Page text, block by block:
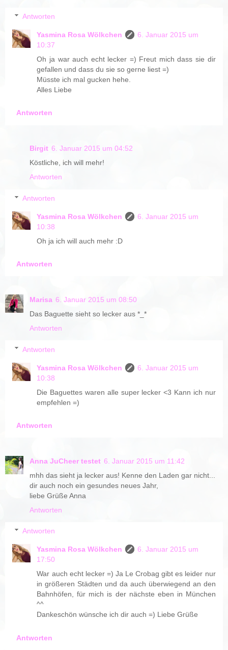
Antworten
Yasmina Rosa Wölkchen
6. Januar 2015 um
10:37
Oh ja war auch echt lecker =) Freut mich dass sie dir
gefallen und dass du sie so gerne liest =)
Müsste ich mal gucken hehe.
Alles Liebe
Antworten
Birgit 6. Januar 2015 um 04:52
Köstliche, ich will mehr!
Antworten
Antworten
Yasmina Rosa Wölkchen
6. Januar 2015 um
10:38
Oh ja ich will auch mehr :D
Antworten
Marisa 6. Januar 2015 um 08:50
Das Baguette sieht so lecker aus *_*
Antworten
Antworten
Yasmina Rosa Wölkchen
6. Januar 2015 um
10:38
Die Baguettes waren alle super lecker <3 Kann ich nur
empfehlen =)
Antworten
Anna JuCheer testet 6. Januar 2015 um 11:42
mhh das sieht ja lecker aus! Kenne den Laden gar nicht...
dir auch noch ein gesundes neues Jahr,
liebe Grüße Anna
Antworten
Antworten
Yasmina Rosa Wölkchen
6. Januar 2015 um
17:50
War auch echt lecker =) Ja Le Crobag gibt es leider nur
in größeren Städten und da auch überwiegend an den
Bahnhöfen, für mich is der nächste eben in München
^^
Dankeschön wünsche ich dir auch =) Liebe Grüße
Antworten